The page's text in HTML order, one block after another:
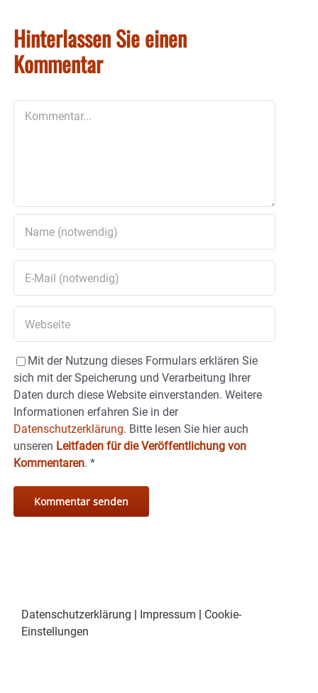
Hinterlassen Sie einen
Kommentar
Mit der Nutzung dieses Formulars erklären Sie
sich mit der Speicherung und Verarbeitung Ihrer
Daten durch diese Website einverstanden. Weitere
Informationen erfahren Sie in der
Datenschutzerklärung. Bitte lesen Sie hier auch
unseren Leitfaden für die Veröffentlichung von
Kommentaren. *
Datenschutzerklärung | Impressum | Cookie-
Einstellungen